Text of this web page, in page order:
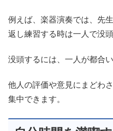
例えば、楽器演奏では、先
返し練習する時は一人で没頭
没頭するには、一人が都合い
他人の評価や意見にまどわ
集中できます。